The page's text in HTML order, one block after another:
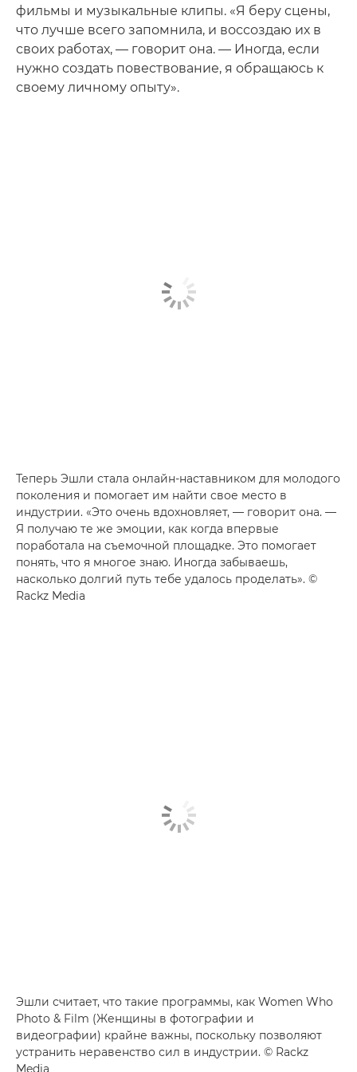
фильмы и музыкальные клипы. «Я беру сцены,
что лучше всего запомнила, и воссоздаю их в
своих работах, — говорит она. — Иногда, если
нужно создать повествование, я обращаюсь к
своему личному опыту».
Теперь Эшли стала онлайн-наставником для молодого
поколения и помогает им найти свое место в
индустрии. «Это очень вдохновляет, — говорит она. —
Я получаю те же эмоции, как когда впервые
поработала на съемочной площадке. Это помогает
понять, что я многое знаю. Иногда забываешь,
насколько долгий путь тебе удалось проделать». ©
Rackz Media
Эшли считает, что такие программы, как Women Who
Photo & Film (Женщины в фотографии и
видеографии) крайне важны, поскольку позволяют
устранить неравенство сил в индустрии. © Rackz
Media